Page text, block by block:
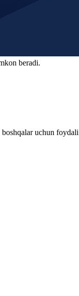
beradi.
uchun